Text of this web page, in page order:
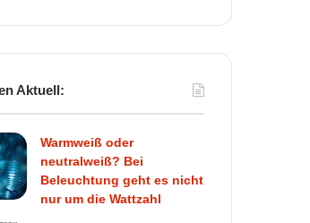
Aktuell:
Warmweiß oder
neutralweiß? Bei
Beleuchtung geht es nicht
nur um die Wattzahl